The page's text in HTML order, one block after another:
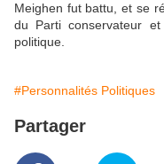
Meighen fut battu, et se
du Parti conservateur
politique.
#Personnalités Politiques
Partager